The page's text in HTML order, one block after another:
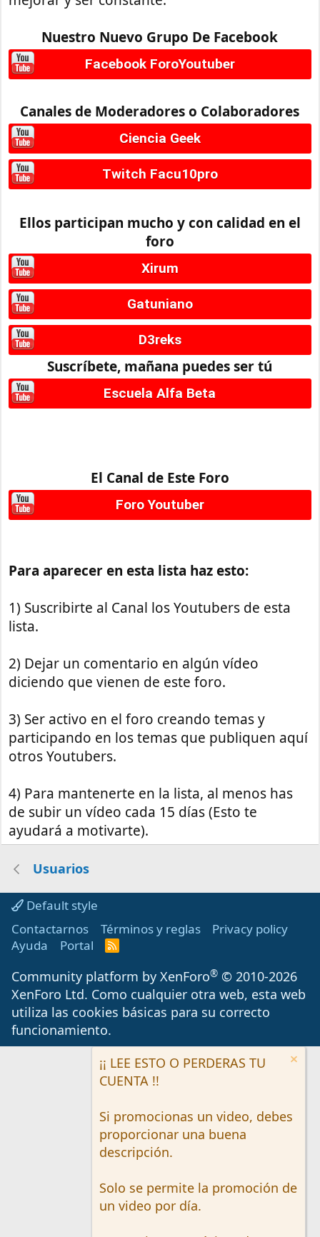
Nuestro Nuevo Grupo De Facebook
Facebook ForoYoutuber
Canales de Moderadores o Colaboradores
Ciencia Geek
Twitch Facu10pro
Ellos participan mucho y con calidad en el
foro
Xirum
Gatuniano
D3reks
Suscríbete, mañana puedes ser tú
Escuela Alfa Beta
El Canal de Este Foro
Foro Youtuber
Para aparecer en esta lista haz esto:
1) Suscribirte al Canal los Youtubers de esta
lista.
2) Dejar un comentario en algún vídeo
diciendo que vienen de este foro.
3) Ser activo en el foro creando temas y
participando en los temas que publiquen aquí
otros Youtubers.
4) Para mantenerte en la lista, al menos has
de subir un vídeo cada 15 días (Esto te
ayudará a motivarte).
Usuarios
Default style
Contactarnos
Términos y reglas
Privacy policy
Ayuda
Portal
R
S
Community platform by XenForo® © 2010-2026
XenForo Ltd. Como cualquier otra web, esta web
utiliza las cookies básicas para su correcto
funcionamiento.
¡¡ LEE ESTO O PERDERAS TU
CUENTA !!
Si promocionas un video, debes
proporcionar una buena
descripción.
Solo se permite la promoción de
un video por día.